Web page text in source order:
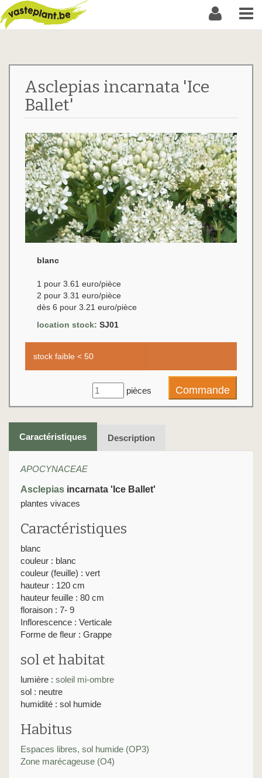
Asclepias incarnata 'Ice
Ballet'
blanc
1 pour 3.61 euro/pièce
2 pour 3.31 euro/pièce
dès 6 pour 3.21 euro/pièce
location stock: SJ01
stock faible < 50
pièces
Caractéristiques Description
APOCYNACEAE
Asclepias incarnata 'Ice Ballet'
plantes vivaces
Caractéristiques
blanc
couleur : blanc
couleur (feuille) : vert
hauteur : 120 cm
hauteur feuille : 80 cm
floraison : 7- 9
Inflorescence : Verticale
Forme de fleur : Grappe
sol et habitat
lumière : soleil mi-ombre
sol : neutre
humidité : sol humide
Habitus
Espaces libres, sol humide (OP3)
Zone marécageuse (O4)